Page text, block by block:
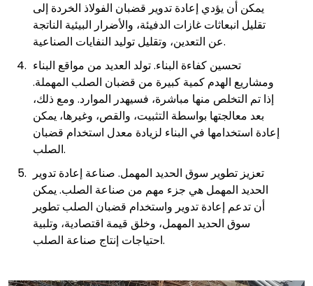
يمكن أن يؤدي إعادة تدوير قضبان الفولاذ الخردة إلى
تقليل انبعاثات غازات الدفيئة، والأضرار البيئية الناتجة
عن التعدين، وتقليل توليد النفايات الصناعية.
تحسين كفاءة البناء. تولد العديد من مواقع البناء
ومشاريع الهدم كمية كبيرة من قضبان الصلب المهملة.
إذا تم التخلص منها مباشرة، فسيهدر الموارد. ومع ذلك،
بعد معالجتها بواسطة التثبيت، والقص، وغيرها، يمكن
إعادة استخدامها في البناء لزيادة معدل استخدام قضبان
الصلب.
تعزيز تطوير سوق الحديد المهمل. صناعة إعادة تدوير
الحديد المهمل هي جزء مهم من صناعة الصلب. يمكن
أن تدعم إعادة تدوير واستخدام قضبان الصلب تطوير
سوق الحديد المهمل، وخلق قيمة اقتصادية، وتلبية
احتياجات إنتاج صناعة الصلب.